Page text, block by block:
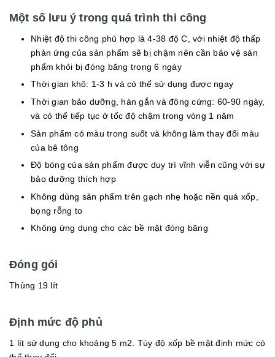
Một số lưu ý trong quá trình thi công
Nhiệt độ thi công phù hợp là 4-38 độ C, với nhiệt độ thấp
phản ứng của sản phẩm sẽ bị chậm nên cần bảo vệ sản
phẩm khỏi bị đóng băng trong 6 ngày
Thời gian khô: 1-3 h và có thể sử dụng được ngay
Thời gian bảo dưỡng, hàn gắn và đông cứng: 60-90 ngày,
và có thể tiếp tục ở tốc độ chậm trong vòng 1 năm
Sản phẩm có màu trong suốt và không làm thay đổi màu
của bê tông
Độ bóng của sản phẩm được duy trì vĩnh viễn cũng với sự
bảo dưỡng thích hợp
Không dùng sản phẩm trên gạch nhẹ hoặc nền quá xốp,
bọng rỗng to
Không ứng dụng cho các bề mặt đóng băng
Đóng gói
Thùng 19 lít
Định mức độ phủ
1 lít sử dụng cho khoảng 5 m2. Tùy độ xốp bề mặt đinh mức có